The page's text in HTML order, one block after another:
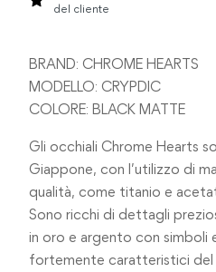
del cliente
BRAND: CHROME HEARTS
MODELLO: CRYPDIC
COLORE: BLACK MATTE
Gli occhiali Chrome Hearts
Giappone, con l’utilizzo di
qualità, come titanio e
Sono ricchi di dettagli
in oro e argento con simboli
fortemente caratteristici del